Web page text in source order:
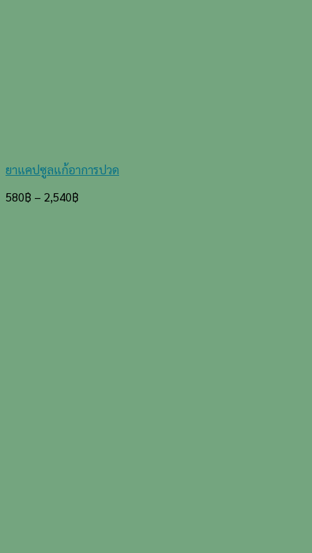
ยาแคปซูลแก้อาการปวด
580฿ – 2,540฿